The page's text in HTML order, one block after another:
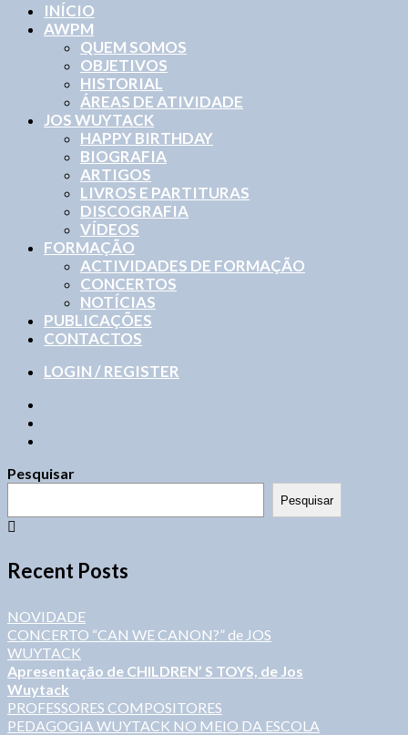
INÍCIO
AWPM
QUEM SOMOS
OBJETIVOS
HISTORIAL
ÁREAS DE ATIVIDADE
JOS WUYTACK
HAPPY BIRTHDAY
BIOGRAFIA
ARTIGOS
LIVROS E PARTITURAS
DISCOGRAFIA
VÍDEOS
FORMAÇÃO
ACTIVIDADES DE FORMAÇÃO
CONCERTOS
NOTÍCIAS
PUBLICAÇÕES
CONTACTOS
LOGIN / REGISTER
Pesquisar
Pesquisar
Recent Posts
NOVIDADE
CONCERTO “CAN WE CANON?” de JOS
WUYTACK
Apresentação de CHILDREN’ S TOYS, de Jos
Wuytack
PROFESSORES COMPOSITORES
PEDAGOGIA WUYTACK NO MEIO DA ESCOLA